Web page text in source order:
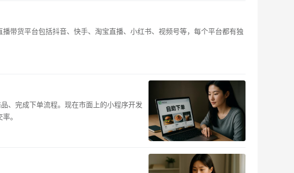
带货平台包括抖音、快手、淘宝直播、小红书、视频号等，每个平台都有独
、完成下单流程。现在市面上的小程序开发
。